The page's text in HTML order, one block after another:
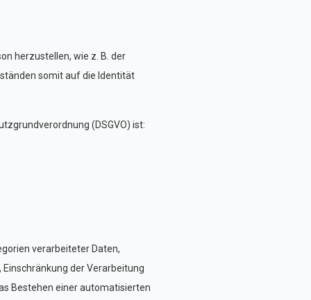
herzustellen, wie z. B. der
somit auf die Identität
(DSGVO) ist:
verarbeiteter Daten,
der Verarbeitung
Bestehen einer automatisierten